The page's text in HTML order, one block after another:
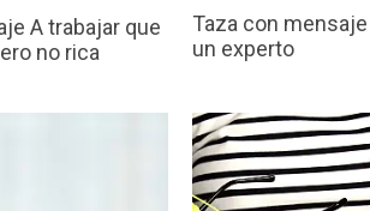
A trabajar que
no rica
Taza con
un experto